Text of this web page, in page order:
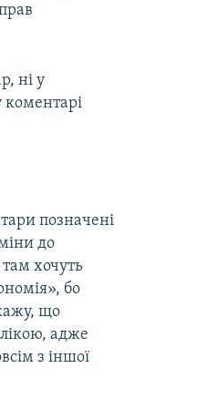
ні у
коментарі
позначені
до
там хочуть
бо
що
адже
з іншої